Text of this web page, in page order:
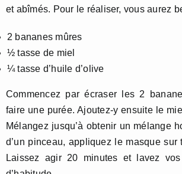
et abîmés. Pour le réaliser, vous aurez
2 bananes mûres
½ tasse de miel
¼ tasse d’huile d’olive
Commencez par écraser les 2
faire une purée. Ajoutez-y ensuite le
Mélangez jusqu’à obtenir un mélange
d’un pinceau, appliquez le masque sur
Laissez agir 20 minutes et lavez